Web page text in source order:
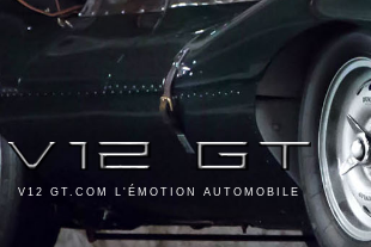
V12 GT.COM L'ÉMOTION AUTOMOBILE